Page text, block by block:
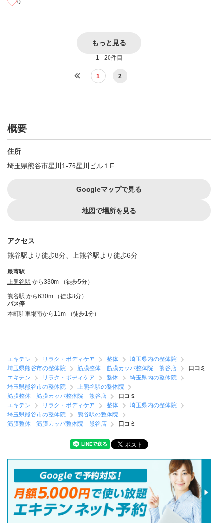
0
もっと見る
1 - 20件目
1 2
概要
住所
埼玉県熊谷市星川1-76星川ビル１F
Googleマップで見る
地図で場所を見る
アクセス
熊谷駅より徒歩8分、上熊谷駅より徒歩6分
最寄駅
上熊谷駅 から330m （徒歩5分）
熊谷駅 から630m （徒歩8分）
バス停
本町駐車場南から11m （徒歩1分）
エキテン リラク・ボディケア 整体
埼玉県内の整体院
埼玉県熊谷市の整体院
筋膜整体 筋膜カッパ整体院 熊谷店
口コミ
エキテン
リラク・ボディケア 整体
埼玉県内の整体院
埼玉県熊谷市の整体院
上熊谷駅の整体院
筋膜整体 筋膜カッパ整体院 熊谷店
口コミ
エキテン
リラク・ボディケア 整体
埼玉県内の整体院
埼玉県熊谷市の整体院
熊谷駅の整体院
筋膜整体 筋膜カッパ整体院 熊谷店
口コミ